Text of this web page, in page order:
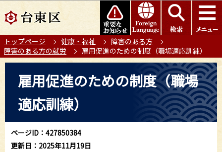
の
ー
ジ
このページの本文へ移動
トップページ 健康・福祉
障害のある方
障害のある方の就労
雇用促進のための制度（職場適応訓練）
ら
雇用促進のための制度（職場
適応訓練）
ページID：427850384
更新日：2025年11月19日